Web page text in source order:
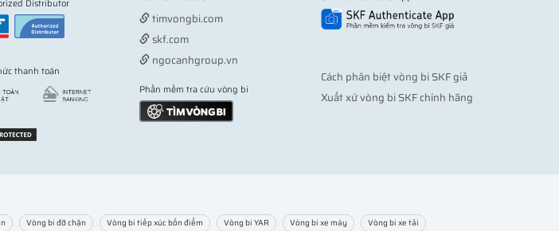
Distributor
thanh toán
timvongbi.com
skf.com
ngocanhgroup.vn
Phần mềm tra cứu vòng bi
Cách phân biệt vòng bi SKF giả
Xuất xứ vòng bi SKF chính hãng
Vòng bi đỡ chặn Vòng bi tiếp xúc bốn điểm Vòng bi YAR Vòng bi xe máy
Vòng bi xe tải